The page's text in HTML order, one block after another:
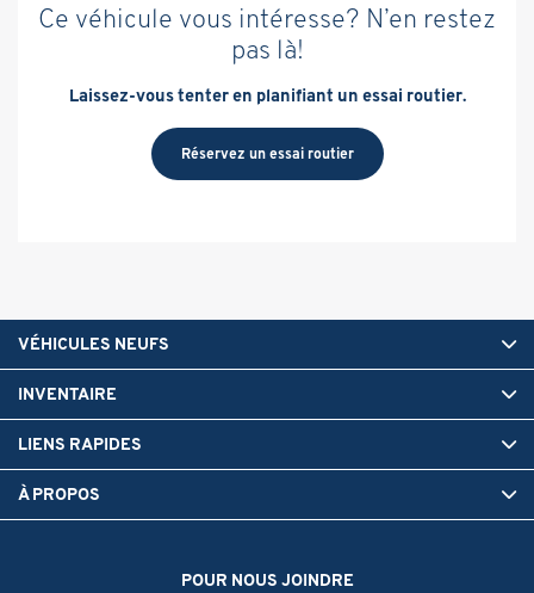
Ce véhicule vous intéresse? N’en restez
pas là!
Laissez-vous tenter en planifiant un essai routier.
Réservez un essai routier
POUR NOUS JOINDRE
VÉHICULES NEUFS
INVENTAIRE
LIENS RAPIDES
À PROPOS